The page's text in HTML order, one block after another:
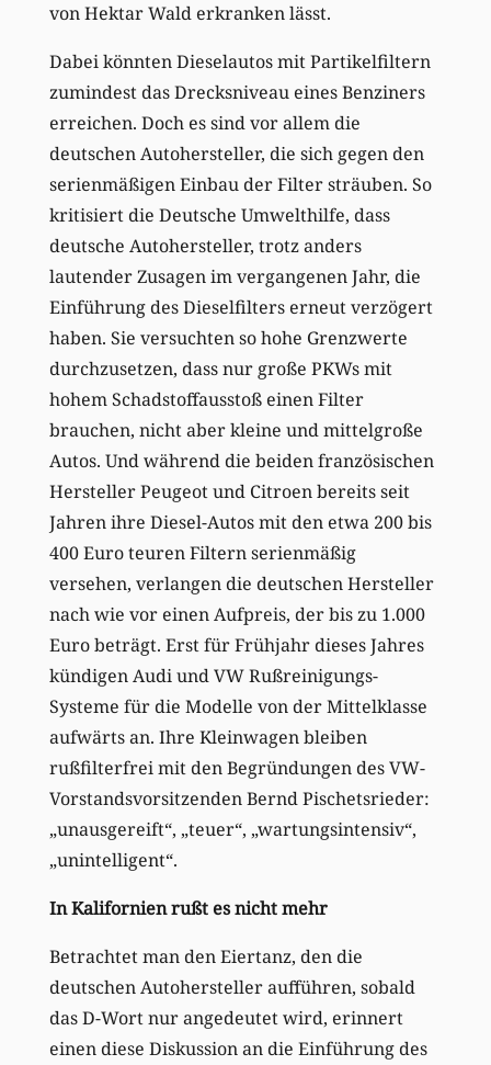
von Hektar Wald erkranken lässt.
Dabei könnten Dieselautos mit Partikelfiltern
zumindest das Drecksniveau eines Benziners
erreichen. Doch es sind vor allem die
deutschen Autohersteller, die sich gegen den
serienmäßigen Einbau der Filter sträuben. So
kritisiert die Deutsche Umwelthilfe, dass
deutsche Autohersteller, trotz anders
lautender Zusagen im vergangenen Jahr, die
Einführung des Dieselfilters erneut verzögert
haben. Sie versuchten so hohe Grenzwerte
durchzusetzen, dass nur große PKWs mit
hohem Schadstoffausstoß einen Filter
brauchen, nicht aber kleine und mittelgroße
Autos. Und während die beiden französischen
Hersteller Peugeot und Citroen bereits seit
Jahren ihre Diesel-Autos mit den etwa 200 bis
400 Euro teuren Filtern serienmäßig
versehen, verlangen die deutschen Hersteller
nach wie vor einen Aufpreis, der bis zu 1.000
Euro beträgt. Erst für Frühjahr dieses Jahres
kündigen Audi und VW Rußreinigungs-
Systeme für die Modelle von der Mittelklasse
aufwärts an. Ihre Kleinwagen bleiben
rußfilterfrei mit den Begründungen des VW-
Vorstandsvorsitzenden Bernd Pischetsrieder:
„unausgereift“, „teuer“, „wartungsintensiv“,
„unintelligent“.
In Kalifornien rußt es nicht mehr
Betrachtet man den Eiertanz, den die
deutschen Autohersteller aufführen, sobald
das D-Wort nur angedeutet wird, erinnert
einen diese Diskussion an die Einführung des